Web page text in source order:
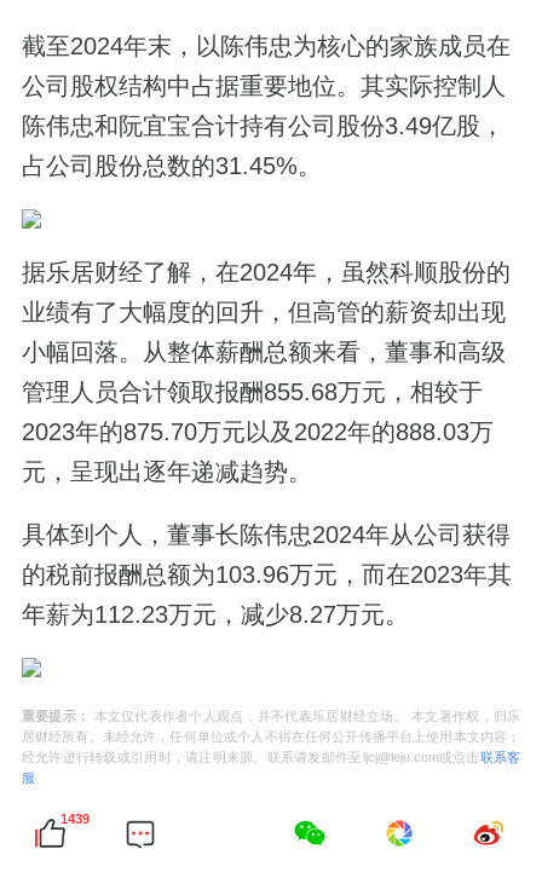
截至2024年末，以陈伟忠为核心的家族成员在
公司股权结构中占据重要地位。其实际控制人
陈伟忠和阮宜宝合计持有公司股份3.49亿股，
占公司股份总数的31.45%。
据乐居财经了解，在2024年，虽然科顺股份的
业绩有了大幅度的回升，但高管的薪资却出现
小幅回落。从整体薪酬总额来看，董事和高级
管理人员合计领取报酬855.68万元，相较于
2023年的875.70万元以及2022年的888.03万
元，呈现出逐年递减趋势。
具体到个人，董事长陈伟忠2024年从公司获得
的税前报酬总额为103.96万元，而在2023年其
年薪为112.23万元，减少8.27万元。
重要提示：
本文仅代表作者个人观点，并不代表乐居财经立场。 本文著作权，归乐
居财经所有。未经允许，任何单位或个人不得在任何公开传播平台上使用本文内容；
经允许进行转载或引用时，请注明来源。联系请发邮件至ljcj@leju.com或点击联系客
服
1439